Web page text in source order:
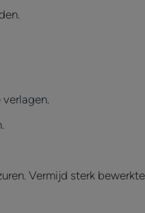
Vermijd sterk